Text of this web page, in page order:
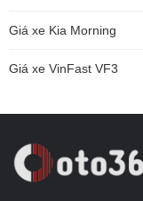
Giá xe Kia Morning
Giá xe VinFast VF3